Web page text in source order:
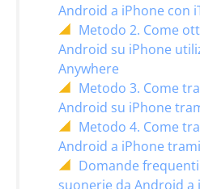
Android a iPhone con
Metodo 2. Come
Android su iPhone
Anywhere
Metodo 3. Come
Android su iPhone
Metodo 4. Come
Android a iPhone
Domande
suonerie da Android a